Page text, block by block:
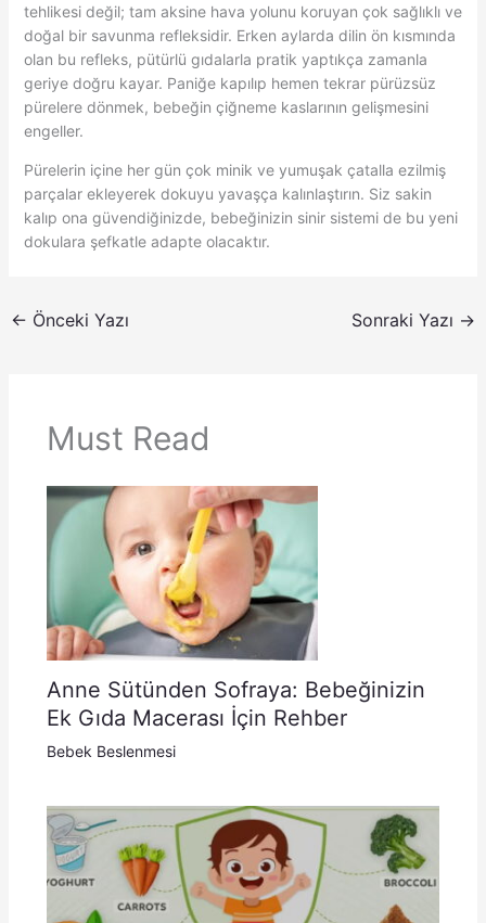
tehlikesi değil; tam aksine hava yolunu koruyan çok sağlıklı ve
doğal bir savunma refleksidir. Erken aylarda dilin ön kısmında
olan bu refleks, pütürlü gıdalarla pratik yaptıkça zamanla
geriye doğru kayar. Paniğe kapılıp hemen tekrar pürüzsüz
pürelere dönmek, bebeğin çiğneme kaslarının gelişmesini
engeller.
Pürelerin içine her gün çok minik ve yumuşak çatalla ezilmiş
parçalar ekleyerek dokuyu yavaşça kalınlaştırın. Siz sakin
kalıp ona güvendiğinizde, bebeğinizin sinir sistemi de bu yeni
dokulara şefkatle adapte olacaktır.
← Önceki Yazı Sonraki Yazı →
Must Read
Anne Sütünden Sofraya: Bebeğinizin
Ek Gıda Macerası İçin Rehber
Bebek Beslenmesi